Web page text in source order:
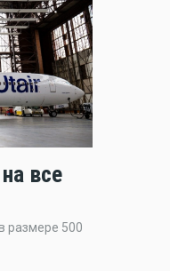
все
размере 500